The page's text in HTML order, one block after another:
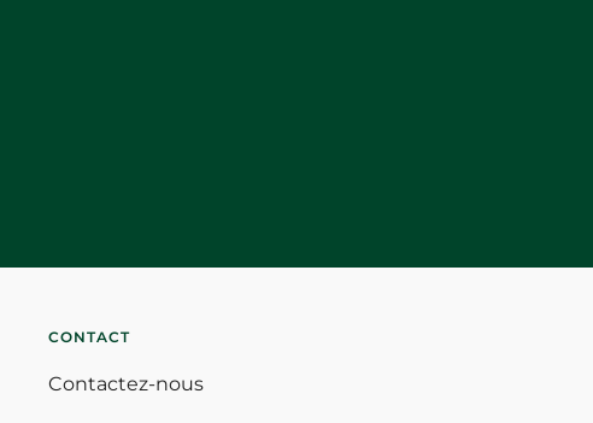
CONTACT
Contactez-nous